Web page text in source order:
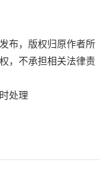
布，版权归原作者所
，不承担相关法律责
处理